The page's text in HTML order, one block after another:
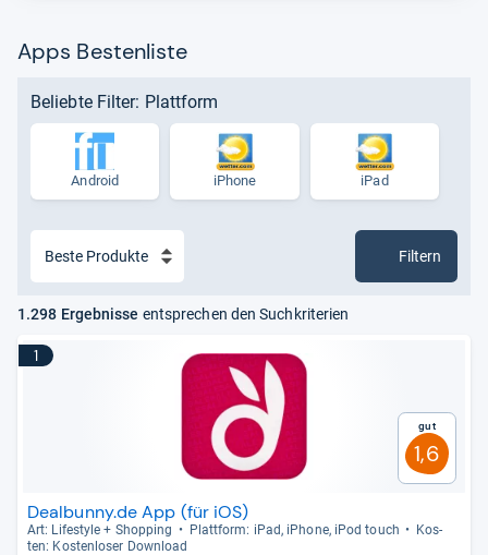
Apps Bestenliste
Beliebte Filter: Plattform
Android iPhone iPad
Filtern
1.298 Ergebnisse entsprechen den Suchkriterien
1
Gut
1,6
Dealbunny.de App (für iOS)
Art: Lifestyle + Shop­ping Platt­form: iPad, iPhone, iPod touch
Kos­
ten: Kos­ten­lo­ser Dow­n­load